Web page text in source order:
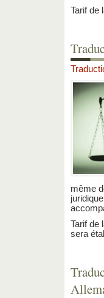
Tarif de
même
Tarif de
sera